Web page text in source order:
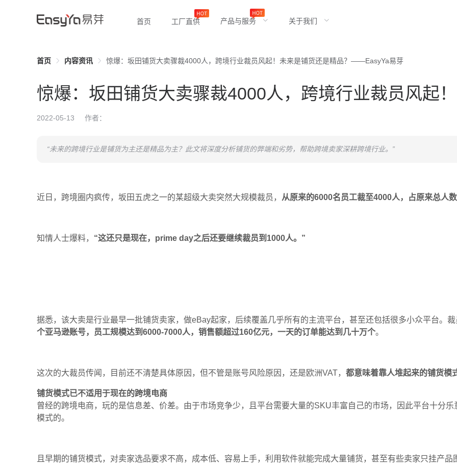
首页 工厂直供 产品与服务 关于我们
首页 内容资讯 惊爆：坂田铺货大卖骤裁4000人，跨境行业裁员风起！未来是铺货还是精品？——EasyYa易芽
惊爆：坂田铺货大卖骤裁4000人，跨境行业裁员风起
2022-05-13 作者：
“未来的跨境行业是铺货为主还是精品为主？此文将深度分析铺货的弊端和劣势，帮助跨境卖家深耕跨境行业。”
近日， 跨境 圈内疯传，坂田五虎之一的某超级大卖突然大规模裁员， 从原来的6000名员工裁至4000人，占原来总人
知情人士爆料， “这还只是现在， prime day之后还要继续裁员到 1000人。 ”
据悉，该大卖是行业最早一批铺货卖家，做eBay起家，后续覆盖几乎所有的主流平台，甚至还包括很多小众平台。裁
个亚马逊账号，员工规模达到 6000-7000人，销售额超过160亿元，一天的订单能达到几十万个。
这次的大裁员传闻，目前还不清楚具体原因 ， 但不管是账号风险原因，还是欧洲VAT， 都意味着靠人堆起来的铺货模
铺货模式已不适用于现在的跨境电商
曾经的跨境电商 ， 玩的是信息差、价差。由于市场竞争少 ，且 平台需要大量的SKU丰富自己的市场 ， 因此平台十分乐
模式的。
且 早期的铺货模式，对卖家选品要求不高，成本低、容易上手，利用软件就能完成大量铺货，甚至有些卖家只挂产品